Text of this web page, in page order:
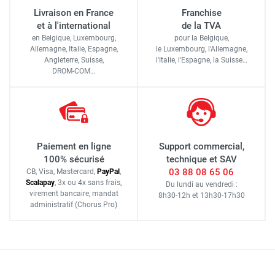
Livraison en France
et à l'international
en Belgique, Luxembourg,
Allemagne, Italie, Espagne,
Angleterre, Suisse,
DROM-COM…
Franchise
de la TVA
pour la Belgique,
le Luxembourg, l'Allemagne,
l'Italie, l'Espagne, la Suisse…
Paiement en ligne
100% sécurisé
CB, Visa, Mastercard, PayPal,
Scalapay, 3x ou 4x sans frais,
virement bancaire, mandat
administratif (Chorus Pro)
Support commercial,
technique et SAV
03 88 08 65 06
Du lundi au vendredi :
8h30-12h et 13h30-17h30